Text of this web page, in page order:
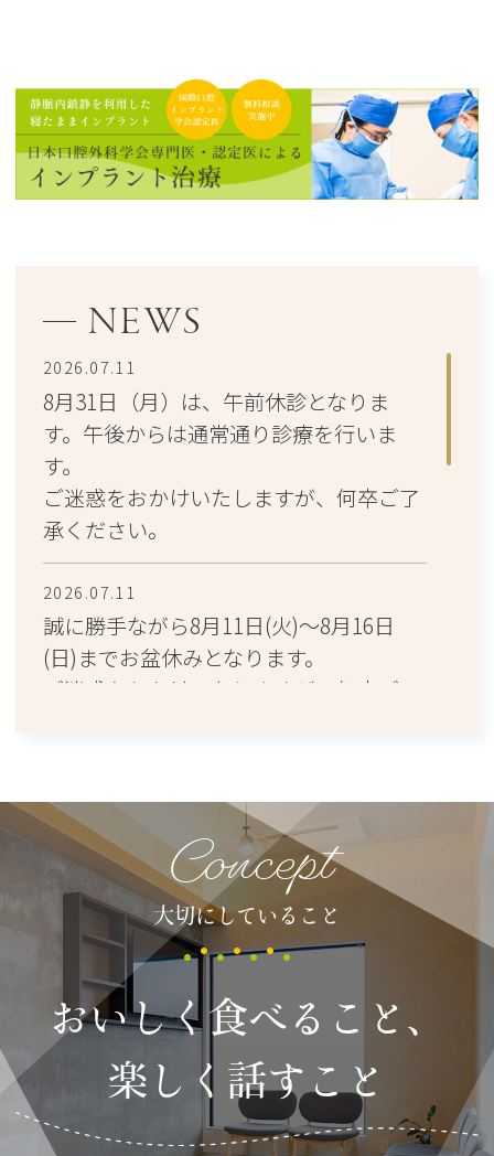
NEWS
2026.07.11
8月31日（月）は、午前休診となりま
す。午後からは通常通り診療を行いま
す。
ご迷惑をおかけいたしますが、何卒ご了
承ください。
2026.07.11
誠に勝手ながら8月11日(火)～8月16日
(日)までお盆休みとなります。
ご迷惑をおかけいたしますが、何卒ご了
7月28日（火）は、16時以降から休診と
いたします。
ご迷惑をおかけいたしますが、何卒ご了
承ください。
2026.06.23
6月23日（火）は、16時以降から休診と
いたします。
ご迷惑をおかけいたしますが、何卒ご了
承ください。
Concept
大切にしていること
おいしく食べること、
楽しく話すこと